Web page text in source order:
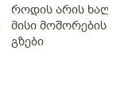
როდის არის
მისი მოშორების
გზები